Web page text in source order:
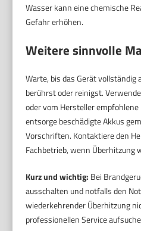
Wasser kann eine chemische
Gefahr erhöhen.
Weitere sinnvolle
Warte, bis das Gerät vollständig
berührst oder reinigst.
oder vom Hersteller
entsorge beschädigte Akkus
Vorschriften. Kontaktiere den
Fachbetrieb, wenn Überhitzung
Kurz und wichtig: Bei
ausschalten und notfalls den
wiederkehrender Überhitzung
professionellen Service